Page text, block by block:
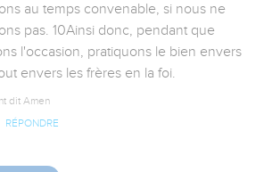
au temps convenable, si nous ne
pas. 10Ainsi donc, pendant que
l'occasion, pratiquons le bien envers
envers les frères en la foi.
dit Amen
RÉPONDRE